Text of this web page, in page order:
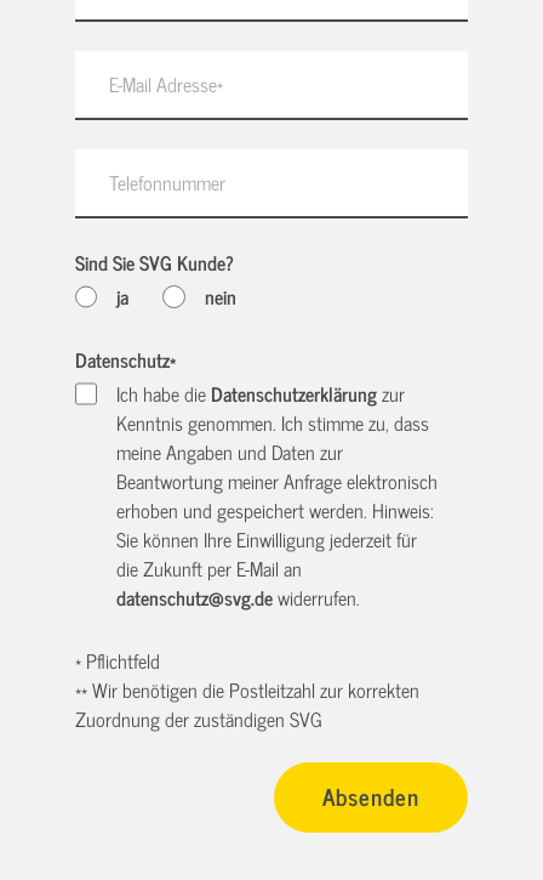
Sind Sie SVG Kunde?
ja
nein
Datenschutz*
Ich habe dieDatenschutzerklärungzur
Kenntnis genommen. Ich stimme zu, dass
meine Angaben und Daten zur
Beantwortung meiner Anfrage elektronisch
erhoben und gespeichert werden. Hinweis:
Sie können Ihre Einwilligung jederzeit für
die Zukunft per E-Mail an
datenschutz@svg.dewiderrufen.
* Pflichtfeld
** Wir benötigen die Postleitzahl zur korrekten
Zuordnung der zuständigen SVG